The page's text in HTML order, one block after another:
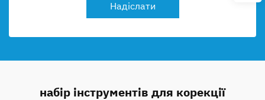
Надіслати
набір інструментів для корекції